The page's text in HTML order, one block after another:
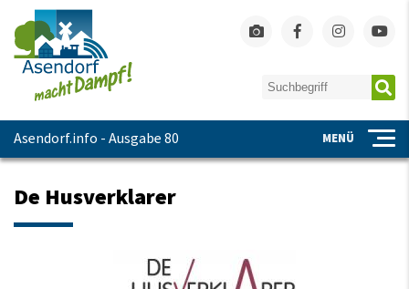
Asendorf.info - Ausgabe 80 MENÜ
De Husverklarer